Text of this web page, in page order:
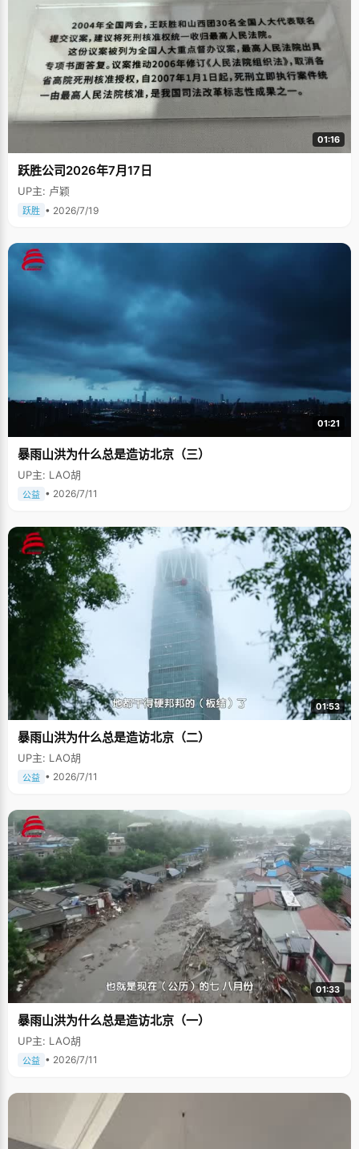
01:16
跃胜公司2026年7月17日
UP主: 卢颖
跃胜 • 2026/7/19
01:21
暴雨山洪为什么总是造访北京（三）
UP主: LAO胡
公益 • 2026/7/11
01:53
暴雨山洪为什么总是造访北京（二）
UP主: LAO胡
公益 • 2026/7/11
01:33
暴雨山洪为什么总是造访北京（一）
UP主: LAO胡
公益 • 2026/7/11